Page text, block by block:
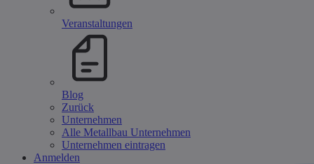
Veranstaltungen
Blog
Zurück
Unternehmen
Alle Metallbau Unternehmen
Unternehmen eintragen
Anmelden